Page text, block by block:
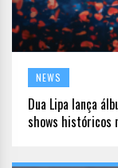
NEWS
Dua Lipa lança
shows históricos